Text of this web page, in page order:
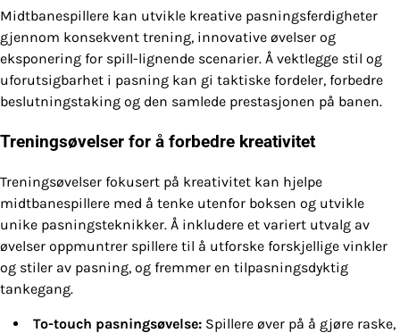
Midtbanespillere kan utvikle kreative pasningsferdigheter
gjennom konsekvent trening, innovative øvelser og
eksponering for spill-lignende scenarier. Å vektlegge stil og
uforutsigbarhet i pasning kan gi taktiske fordeler, forbedre
beslutningstaking og den samlede prestasjonen på banen.
Treningsøvelser for å forbedre kreativitet
Treningsøvelser fokusert på kreativitet kan hjelpe
midtbanespillere med å tenke utenfor boksen og utvikle
unike pasningsteknikker. Å inkludere et variert utvalg av
øvelser oppmuntrer spillere til å utforske forskjellige vinkler
og stiler av pasning, og fremmer en tilpasningsdyktig
tankegang.
To-touch pasningsøvelse: Spillere øver på å gjøre raske,